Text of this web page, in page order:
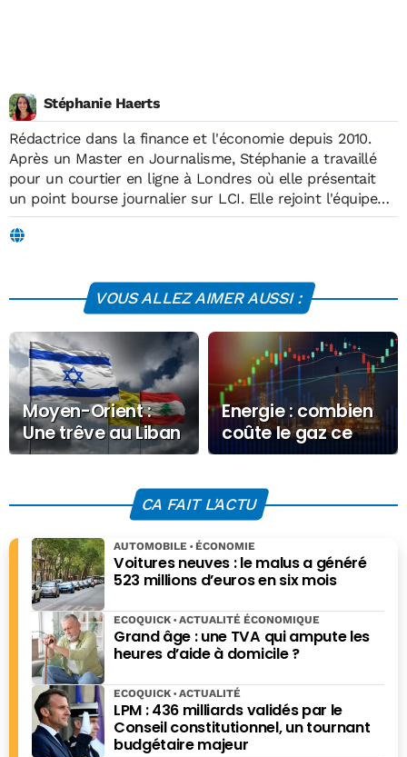
Stéphanie Haerts
Rédactrice dans la finance et l'économie depuis 2010.
Après un Master en Journalisme, Stéphanie a travaillé
pour un courtier en ligne à Londres où elle présentait
un point bourse journalier sur LCI. Elle rejoint l'équipe
d'Économie Matin en 2019, où elle écrit sur des sujets
liés à l'économie, la finance, les technologies,
VOUS ALLEZ AIMER AUSSI :
Moyen-Orient :
Une trêve au Liban
de trois
Energie : combien
coûte le gaz ce
Mercredi 5
CA FAIT L'ACTU
Voitures neuves : le malus a généré
523 millions d’euros en six mois
AUTOMOBILE ÉCONOMIE
Grand âge : une TVA qui ampute les
heures d’aide à domicile ?
ECOQUICK ACTUALITÉ ÉCONOMIQUE
LPM : 436 milliards validés par le
Conseil constitutionnel, un tournant
budgétaire majeur
ECOQUICK ACTUALITÉ